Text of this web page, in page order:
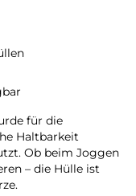
für die
Haltbarkeit
Ob beim Joggen
– die Hülle ist